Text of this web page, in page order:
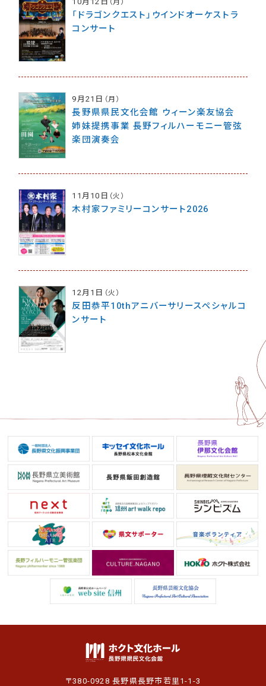
（月）
「ドラゴンクエスト」ウインドオーケストラ
コンサート
9月21日 （月）
長野県県民文化会館 ウィーン楽友協会
姉妹提携事業 長野フィルハーモニー管弦
楽団演奏会
11月10日 （火）
木村家ファミリーコンサート2026
12月1日 （火）
反田恭平10thアニバーサリースペシャルコ
ンサート
〒380-0928 長野県長野市若里1-1-3